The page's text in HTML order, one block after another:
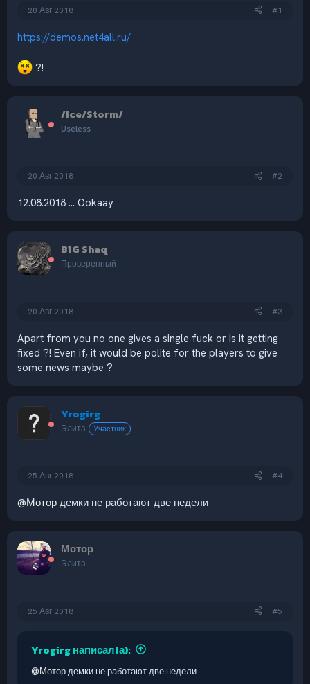
20 Авг 2018 #1
https://demos.net4all.ru/
?!
/Ice/Storm/
Useless
20 Авг 2018 #2
12.08.2018 ... Ookaay
B1G Shaq
Проверенный
20 Авг 2018 #3
Apart from you no one gives a single fuck or is it getting
fixed ?! Even if, it would be polite for the players to give
some news maybe ?
Yrogirg
Элита Участник
25 Авг 2018 #4
@Мотор демки не работают две недели
Мотор
Элита
25 Авг 2018 #5
Yrogirg написал(а):
@Мотордемки не работают две недели